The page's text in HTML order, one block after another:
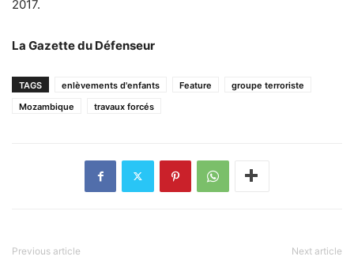
2017.
La Gazette du Défenseur
TAGS enlèvements d'enfants Feature
groupe terroriste
Mozambique
travaux forcés
Previous article Next article